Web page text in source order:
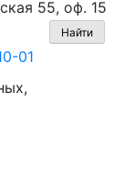
55, оф. 15
01